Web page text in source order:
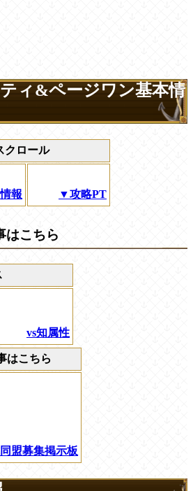
ィ&ページワン基本情
クロール
報 ▼攻略PT
はこちら
vs知属性
はこちら
盟募集掲示板